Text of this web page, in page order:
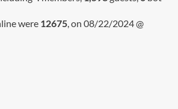
were 12675, on 08/22/2024 @